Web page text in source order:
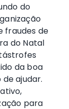
do
fraudes de
do Natal
da boa
ajudar.
para